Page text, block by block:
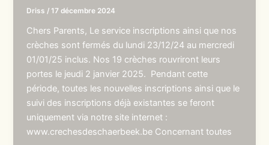
Driss /17 décembre 2024
Chers Parents, Le service inscriptions ainsi que nos
crèches sont fermés du lundi 23/12/24 au mercredi
01/01/25 inclus. Nos 19 crèches rouvriront leurs
portes le jeudi 2 janvier 2025. Pendant cette
période, toutes les nouvelles inscriptions ainsi que le
suivi des inscriptions déjà existantes se feront
uniquement via notre site internet :
www.crechesdeschaerbeek.be Concernant toutes